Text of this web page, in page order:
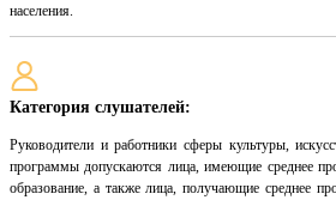
населения.
Категория слушателей:
Руководители и работники сферы культуры,
программы допускаются лица, имеющие среднее
образование, а также лица, получающие среднее